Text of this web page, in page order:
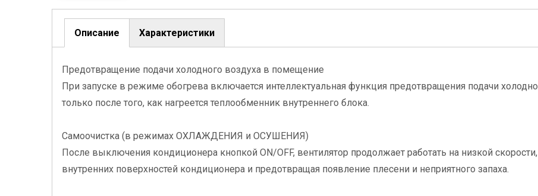
Описание
вкладка)
Характеристики
Предотвращение подачи холодного воздуха в помещение
При запуске в режиме обогрева включается интеллектуальная функция предотвращения подачи
только после того, как нагреется теплообменник внутреннего блока.
Самоочистка (в режимах ОХЛАЖДЕНИЯ и ОСУШЕНИЯ)
После выключения кондиционера кнопкой ON/OFF, вентилятор продолжает работать на низкой
внутренних поверхностей кондиционера и предотвращая появление плесени и неприятного запаха.